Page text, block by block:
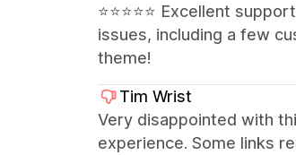
⭐⭐⭐⭐⭐ Excellent
issues, including a few
theme!
Tim Wrist
Very disappointed with
experience. Some links